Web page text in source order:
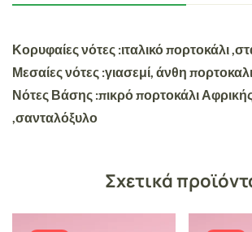
Κορυφαίες νότες :ιταλικό πορτοκάλι
Μεσαίες νότες :γιασεμί, άνθη
Νότες Βάσης :πικρό πορτοκάλι
,σανταλόξυλο
Σχετικά